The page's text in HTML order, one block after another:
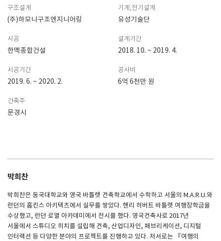
구조설계
(주)하모니구조엔지니어링
기계,전기설계
유성기술단
시공
한맥종합건설
설계기간
2018. 10. ~ 2019. 4.
시공기간
2019. 6. ~ 2020. 2.
공사비
6억 6천만 원
건축주
문경시
박희찬
박희찬은 동국대학교와 영국 바틀렛 건축학교에서 수학하고 서울의 M.A.R.U.와
런던의 홉킨스 아키텍츠에서 실무를 쌓았다. 헨리 허버트 바틀렛 여행장학금을
수상했고, 런던 로열 아카데미에서 전시를 했다. 영국건축사로 2017년
서울에서 스튜디오 히치를 설립해 건축, 산업디자인, 패브리케이션, 디지털
인터랙션 등 다양한 분야의 프로젝트를 진행하고 있다. 저서로는 『여행의